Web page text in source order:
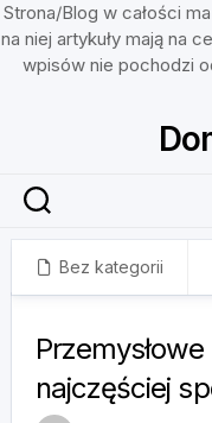
Strona/Blog w całości
na niej artykuły mają na
wpisów nie pochodzi
Bez kategorii
najczęściej